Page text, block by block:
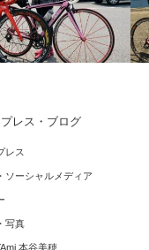
2日目3/25(日)！追い
まなみ海道 今…
レス・ブログ
レス
ソーシャルメディア
写真
本谷美穂